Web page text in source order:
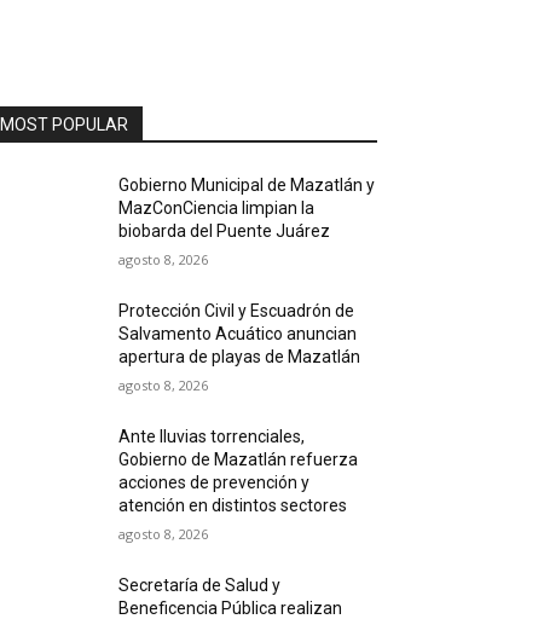
MOST POPULAR
Gobierno Municipal de Mazatlán y
MazConCiencia limpian la
biobarda del Puente Juárez
agosto 8, 2026
Protección Civil y Escuadrón de
Salvamento Acuático anuncian
apertura de playas de Mazatlán
agosto 8, 2026
Ante lluvias torrenciales,
Gobierno de Mazatlán refuerza
acciones de prevención y
atención en distintos sectores
agosto 8, 2026
Secretaría de Salud y
Beneficencia Pública realizan